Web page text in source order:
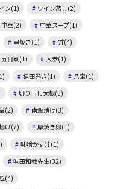
ン(1)
ワイン蒸し(2)
中華(2)
中華スープ(1)
串焼き(1)
丼(4)
五目煮(1)
人参(1)
信田巻き(1)
八宝(1)
切り干し大根(3)
(2)
南蛮漬け(3)
げ(7)
厚焼き卵(1)
味噌かす汁(1)
味田和教先生(32)
(4)